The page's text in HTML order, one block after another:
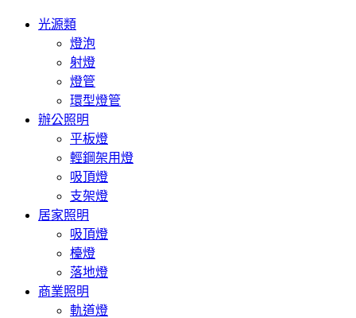
光源類
燈泡
射燈
燈管
環型燈管
辦公照明
平板燈
輕鋼架用燈
吸頂燈
支架燈
居家照明
吸頂燈
檯燈
落地燈
商業照明
軌道燈